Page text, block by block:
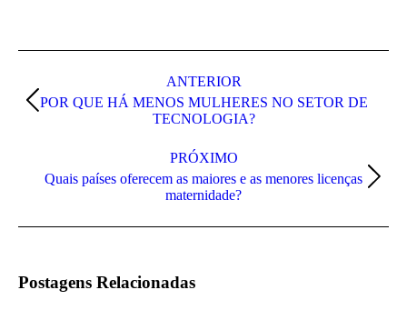
de
post:
ANTERIOR
Post
anterior:
POR QUE HÁ MENOS MULHERES NO SETOR DE
TECNOLOGIA?
PRÓXIMO
Próximo
post:
Quais países oferecem as maiores e as menores licenças
maternidade?
Postagens Relacionadas